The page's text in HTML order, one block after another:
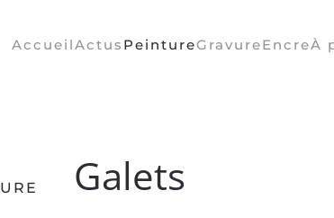
AccueilActus PeintureGravureEncreÀ
Galets